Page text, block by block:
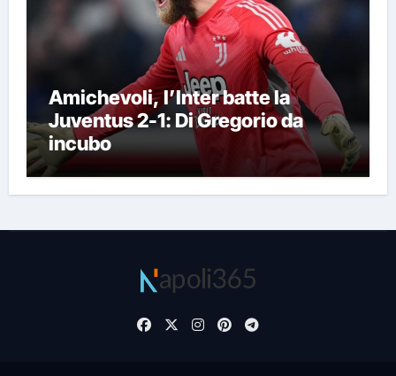
Amichevoli, l’Inter batte la
Juventus 2-1: Di Gregorio da
incubo